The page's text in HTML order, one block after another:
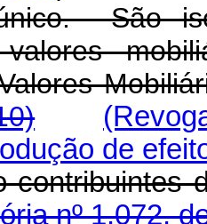
São
Valores
de
nº 1.072,